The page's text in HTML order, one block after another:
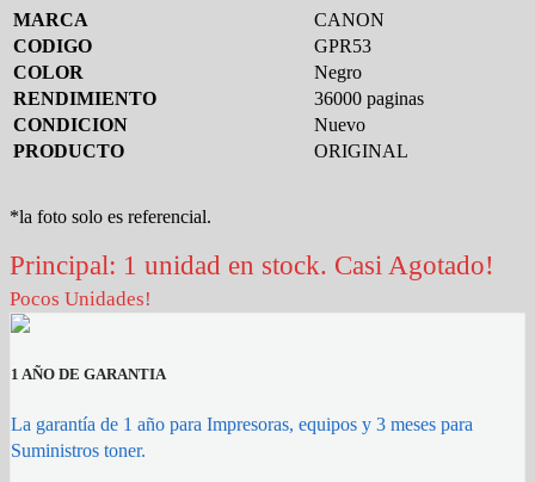
MARCA
CANON
CODIGO
GPR53
COLOR
Negro
RENDIMIENTO
36000 paginas
CONDICION
Nuevo
PRODUCTO
ORIGINAL
*la foto solo es referencial.
Principal: 1 unidad en stock. Casi Agotado!
Pocos Unidades!
1 AÑO DE GARANTIA
La garantía de 1 año para Impresoras, equipos y 3 meses para
Suministros toner.